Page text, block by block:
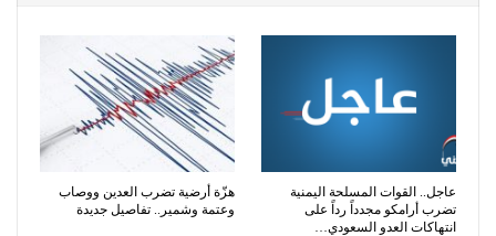
عاجل.. القوات المسلحة اليمنية
تضرب أرامكو مجدداً رداً على
انتهاكات العدو السعودي…
هزّة أرضية تضرب العدين ووصاب
وعتمة وشمير.. تفاصيل جديدة